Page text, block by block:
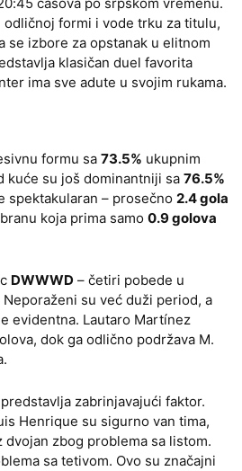
formi i vode trku za titulu,
se izbore za opstanak u elitnom
klasičan duel favorita
ima sve adute u svojim rukama.
formu sa 73.5% ukupnim
kuće su još dominantniji sa 76.5%
spektakularan – prosečno 2.4 gola
koja prima samo 0.9 golova
DWWWD – četiri pobede u
su već duži period, a
evidentna. Lautaro Martínez
dok ga odlično podržava M.
zabrinjavajući faktor.
Henrique su sigurno van tima,
zbog problema sa listom.
sa tetivom. Ovo su značajni